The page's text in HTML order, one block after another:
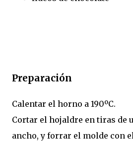
Preparación
Calentar el horno a 190ºC.
Cortar el hojaldre en tiras de
ancho, y forrar el molde con